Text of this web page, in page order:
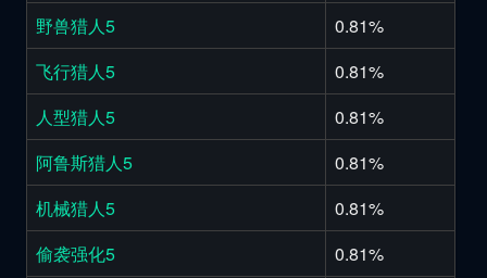
野兽猎人5
0.81%
飞行猎人5
0.81%
人型猎人5
0.81%
阿鲁斯猎人5
0.81%
机械猎人5
0.81%
偷袭强化5
0.81%